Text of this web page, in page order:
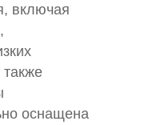
включая
оснащена